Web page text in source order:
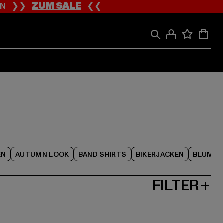
❯❯ZUM SALE❮❮
AUTUMN LOOK BAND SHIRTS BIKERJACKEN
FILTER